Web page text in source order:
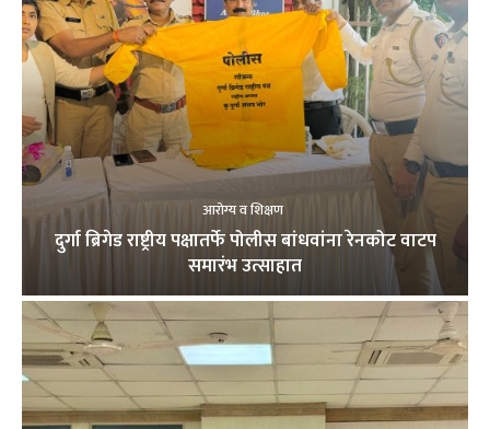
आरोग्य व शिक्षण
दुर्गा ब्रिगेड राष्ट्रीय पक्षातर्फे पोलीस बांधवांना रेनकोट वाटप
समारंभ उत्साहात